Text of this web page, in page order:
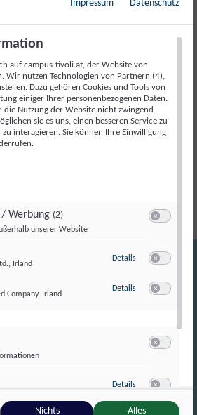
Kategorie:Veranstaltung
Impressum Datenschutz
auf campus-tivoli.at, der Website von
Wir nutzen Technologien von Partnern (4),
Dazu gehören Cookies und Tools von
einiger Ihrer personenbezogenen Daten.
die Nutzung der Website nicht zwingend
sie es uns, einen besseren Service zu
interagieren. Sie können Ihre Einwilligung
/ Werbung (2)
unserer Website
Irland
Details zu Meta Pixel
Company, Irland
Details zu LinkedIn Pixel
Details zu Vimeo
zu YouTube
Nichts
Alles